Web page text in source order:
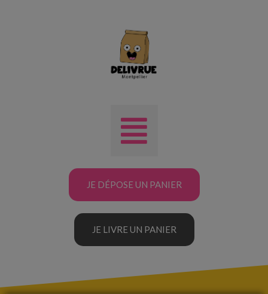
JE DÉPOSE UN PANIER
JE LIVRE UN PANIER